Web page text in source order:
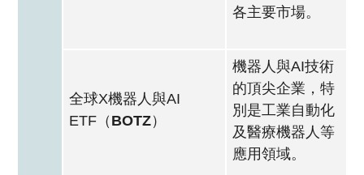
各主要市場。
全球X機器人與AI
ETF（ BOTZ）
機器人與AI技術
的頂尖企業，特
別是工業自動化
及醫療機器人等
應用領域。